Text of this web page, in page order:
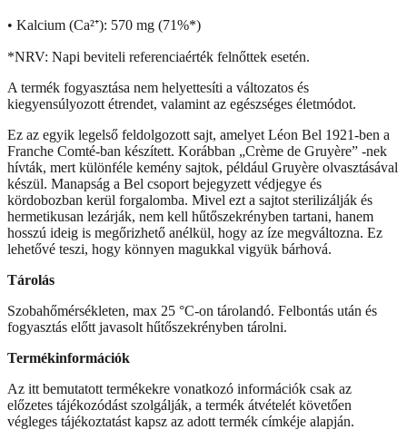
• Kalcium (Ca²⁺): 570 mg (71%*)
*NRV: Napi beviteli referenciaérték felnőttek esetén.
A termék fogyasztása nem helyettesíti a változatos és
kiegyensúlyozott étrendet, valamint az egészséges életmódot.
Ez az egyik legelső feldolgozott sajt, amelyet Léon Bel 1921-ben a
Franche Comté-ban készített. Korábban „Crème de Gruyère” -nek
hívták, mert különféle kemény sajtok, például Gruyère olvasztásával
készül. Manapság a Bel csoport bejegyzett védjegye és
kördobozban kerül forgalomba. Mivel ezt a sajtot sterilizálják és
hermetikusan lezárják, nem kell hűtőszekrényben tartani, hanem
hosszú ideig is megőrizhető anélkül, hogy az íze megváltozna. Ez
lehetővé teszi, hogy könnyen magukkal vigyük bárhová.
Tárolás
Szobahőmérsékleten, max 25 °C-on tárolandó. Felbontás után és
fogyasztás előtt javasolt hűtőszekrényben tárolni.
Termékinformációk
Az itt bemutatott termékekre vonatkozó információk csak az
előzetes tájékozódást szolgálják, a termék átvételét követően
végleges tájékoztatást kapsz az adott termék címkéje alapján.